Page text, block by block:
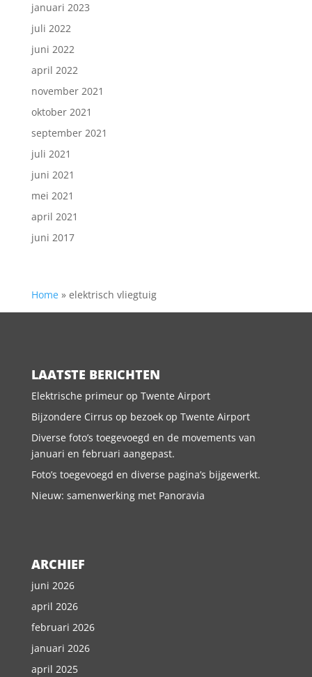
januari 2023
juli 2022
juni 2022
april 2022
november 2021
oktober 2021
september 2021
juli 2021
juni 2021
mei 2021
april 2021
juni 2017
Home» elektrisch vliegtuig
LAATSTE BERICHTEN
Elektrische primeur op Twente Airport
Bijzondere Cirrus op bezoek op Twente Airport
Diverse foto’s toegevoegd en de movements van
januari en februari aangepast.
Foto’s toegevoegd en diverse pagina’s bijgewerkt.
Nieuw: samenwerking met Panoravia
ARCHIEF
juni 2026
april 2026
februari 2026
januari 2026
april 2025